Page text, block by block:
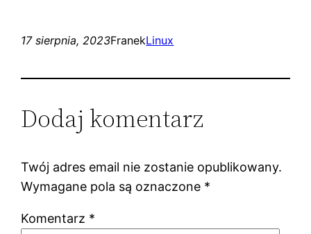
17 sierpnia, 2023FranekLinux
Dodaj komentarz
Twój adres email nie zostanie opublikowany.
Wymagane pola są oznaczone *
Komentarz *